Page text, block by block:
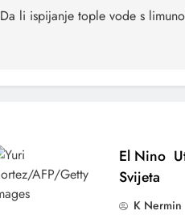
Da li ispijanje tople vode s
El Nino
Svijeta
K Nermin